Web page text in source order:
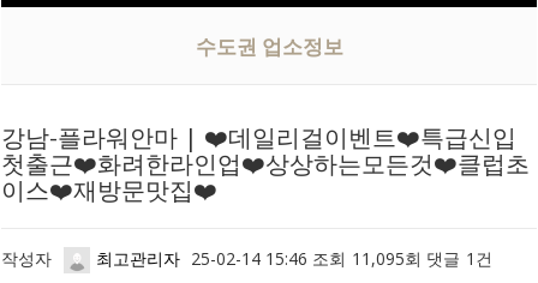
수도권 업소정보
강남-플라워안마 | ❤️데일리걸이벤트❤️특급신입
첫출근❤️화려한라인업❤️상상하는모든것❤️클럽초
이스❤️재방문맛집❤️
작성자 최고관리자 25-02-14 15:46 조회 11,095회 댓글 1건